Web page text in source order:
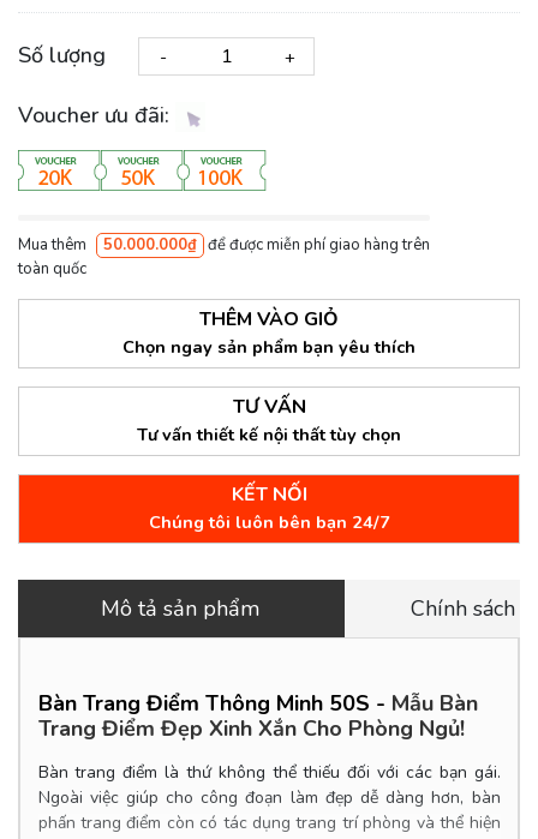
Số lượng - +
Voucher ưu đãi:
Mua thêm 50.000.000₫ để được miễn phí giao hàng trên
toàn quốc
THÊM VÀO GIỎ
Chọn ngay sản phẩm bạn yêu thích
TƯ VẤN
Tư vấn thiết kế nội thất tùy chọn
KẾT NỐI
Chúng tôi luôn bên bạn 24/7
Mô tả sản phẩm Chính sách
Bàn Trang Điểm Thông Minh 50S - Mẫu Bàn
Trang Điểm Đẹp Xinh Xắn Cho Phòng Ngủ!
Bàn trang điểm là thứ không thể thiếu đối với các bạn gái.
Ngoài việc giúp cho công đoạn làm đẹp dễ dàng hơn, bàn
phấn trang điểm còn có tác dụng trang trí phòng và thể hiện